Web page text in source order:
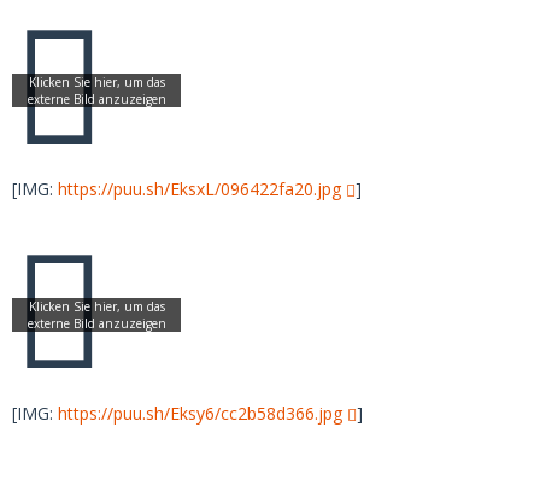
[IMG: https://puu.sh/EksxL/096422fa20.jpg ]
[IMG: https://puu.sh/Eksy6/cc2b58d366.jpg ]